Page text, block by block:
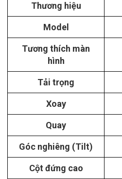
Thương hiệu
Model
Tương thích màn
hình
Tải trọng
Xoay
Quay
Góc nghiêng (Tilt)
Cột đứng cao